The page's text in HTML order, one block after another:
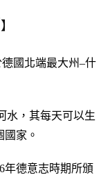
】
國北端最大州–什
水，其每天可以生
家。
年德意志時期所頒